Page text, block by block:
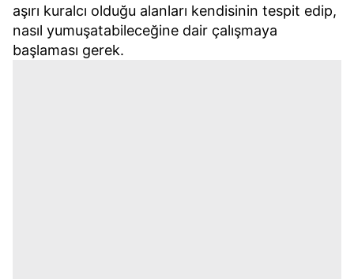
aşırı kuralcı olduğu alanları kendisinin tespit edip,
nasıl yumuşatabileceğine dair çalışmaya
başlaması gerek.